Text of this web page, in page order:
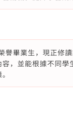
畢業生，現正修
，並能根據不同